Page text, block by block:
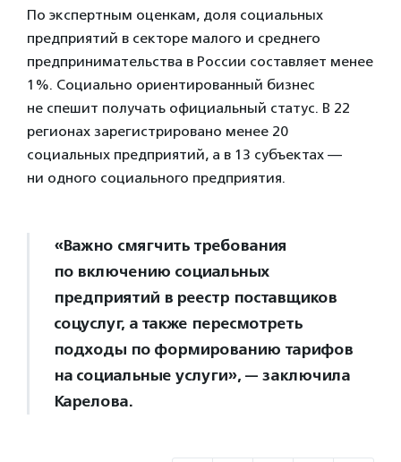
По экспертным оценкам, доля социальных
предприятий в секторе малого и среднего
предпринимательства в России составляет менее
1%. Социально ориентированный бизнес
не спешит получать официальный статус. В 22
регионах зарегистрировано менее 20
социальных предприятий, а в 13 субъектах —
ни одного социального предприятия.
«Важно смягчить требования
по включению социальных
предприятий в реестр поставщиков
соцуслуг, а также пересмотреть
подходы по формированию тарифов
на социальные услуги», — заключила
Карелова.